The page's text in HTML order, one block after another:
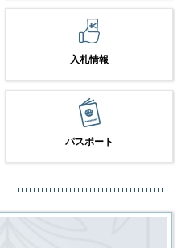
入札情報
パスポート